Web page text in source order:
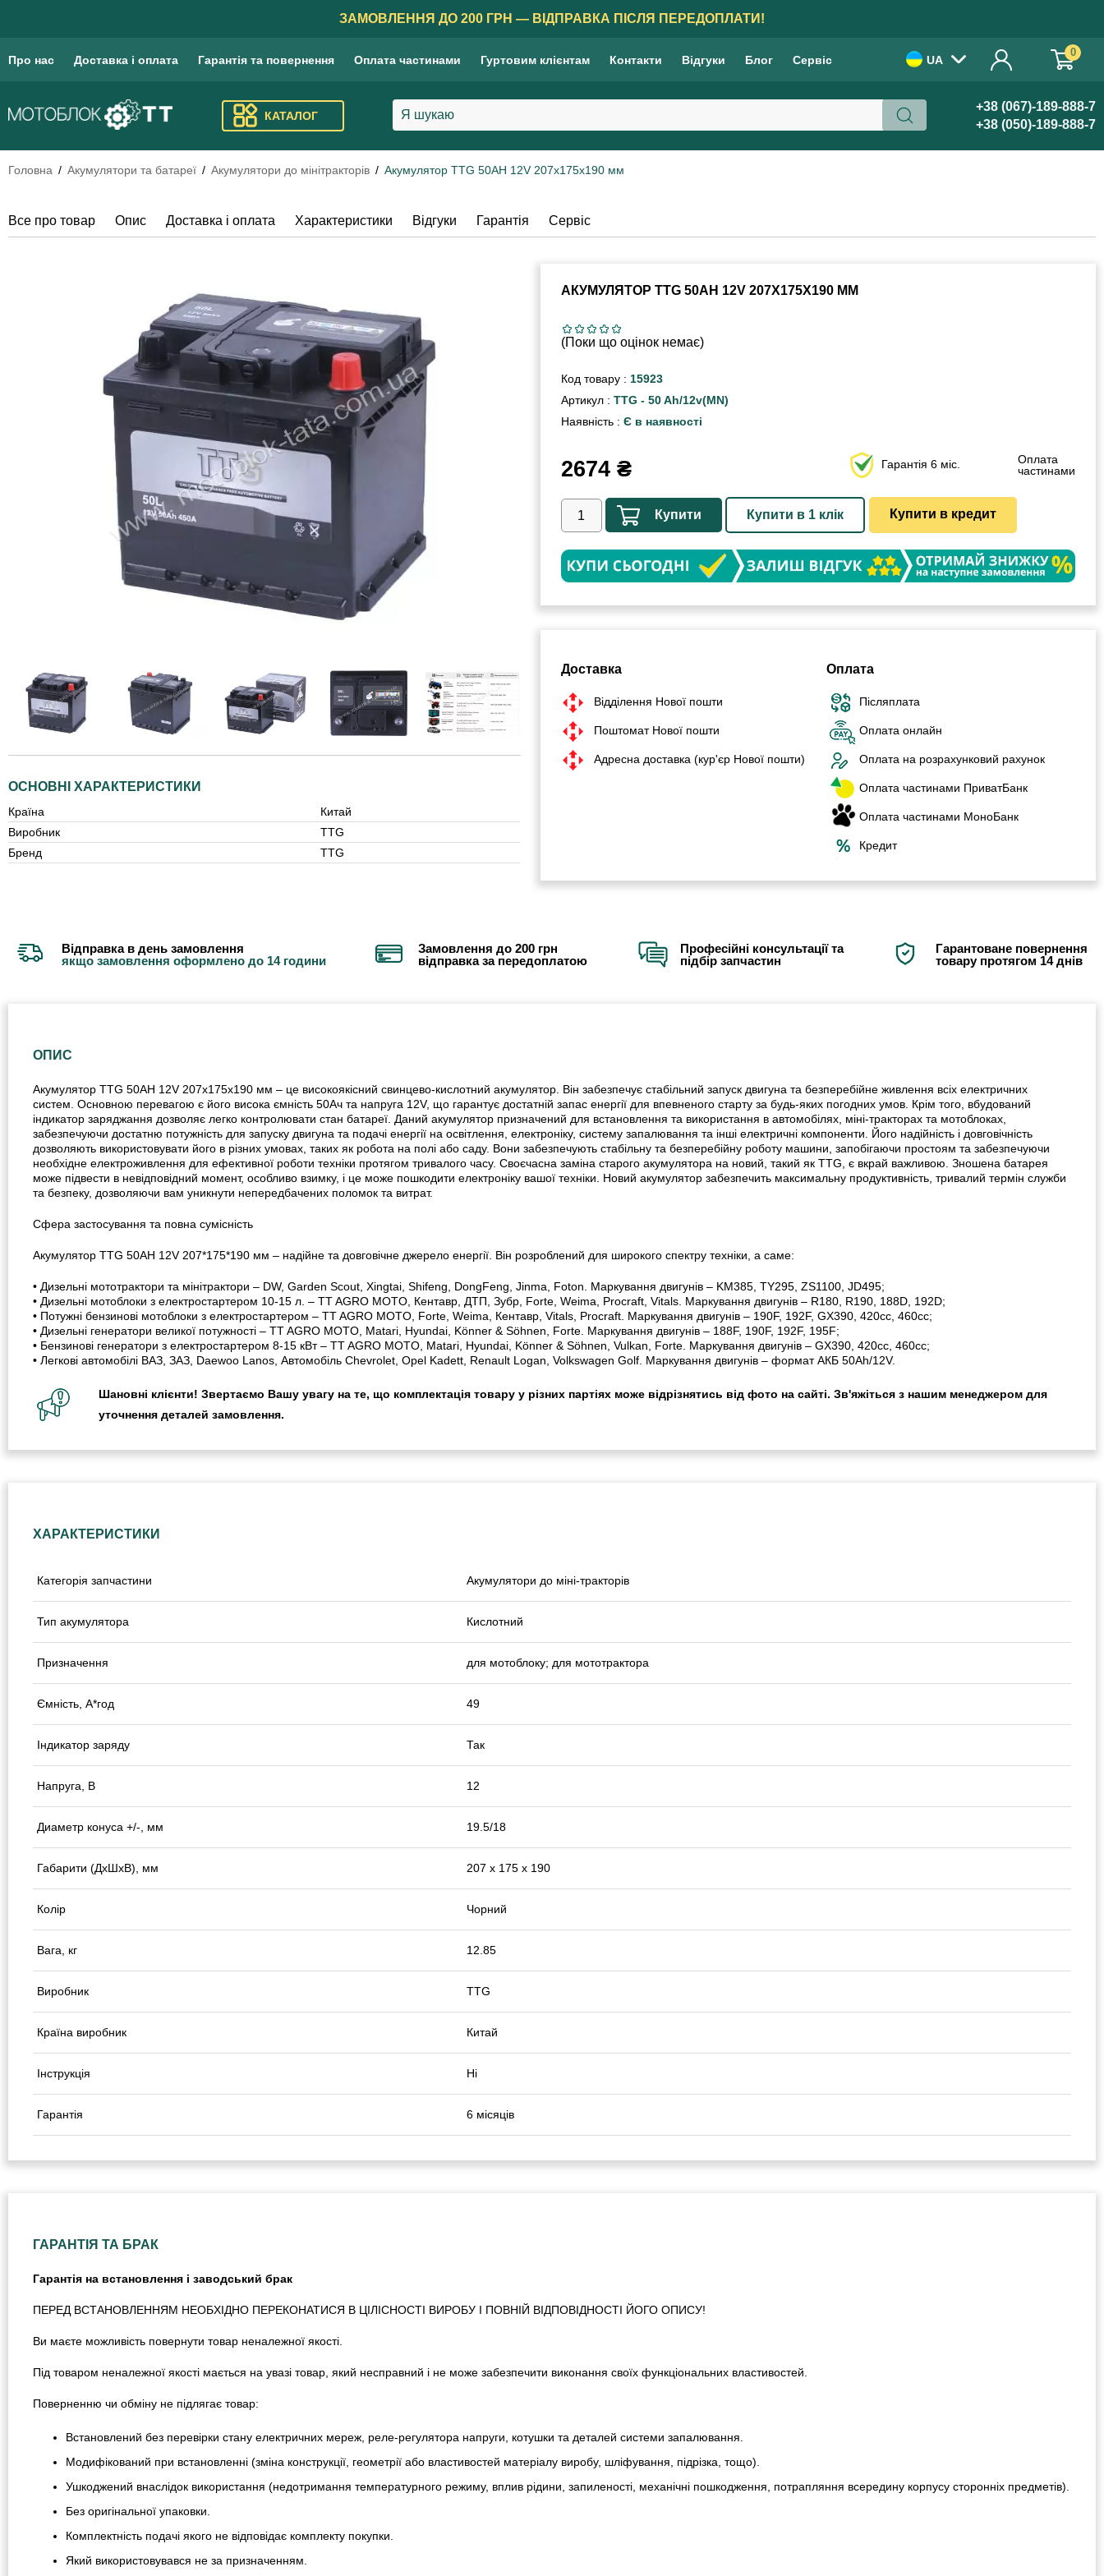
ЗАМОВЛЕННЯ ДО 200 ГРН — ВІДПРАВКА ПІСЛЯ ПЕРЕДОПЛАТИ!
Про нас Доставка і оплата Гарантія та повернення Оплата частинами Гуртовим клієнтам Контакти Відгуки Блог Сервіс UA
0
КАТАЛОГ
+38 (067)-189-888-7
+38 (050)-189-888-7
Головна Акумулятори та батареї Акумулятори до мінітракторів Акумулятор TTG 50AH 12V 207х175х190 мм
Все про товар Опис Доставка і оплата Характеристики Відгуки Гарантія Сервіс
ОСНОВНІ ХАРАКТЕРИСТИКИ
Країна
Китай
Виробник
TTG
Бренд
TTG
АКУМУЛЯТОР TTG 50AH 12V 207Х175Х190 ММ
(Поки що оцінок немає)
Код товару : 15923
Артикул : TTG - 50 Ah/12v(MN)
Наявність : Є в наявності
2674₴ Гарантія 6 міс.
Оплата
частинами
Купити Купити в 1 клік Купити в кредит
Доставка
Відділення Нової пошти
Поштомат Нової пошти
Адресна доставка (кур'єр Нової пошти)
Оплата
Післяплата
Оплата онлайн
Оплата на розрахунковий рахунок
Оплата частинами ПриватБанк
Оплата частинами МоноБанк
Кредит
Відправка в день замовлення
якщо замовлення оформлено до 14 години
Замовлення до 200 грн
відправка за передоплатою
Професійні консультації та
підбір запчастин
Гарантоване повернення
товару протягом 14 днів
ОПИС
Акумулятор TTG 50AH 12V 207х175х190 мм – це високоякісний свинцево-кислотний акумулятор. Він забезпечує стабільний запуск двигуна та безперебійне живлення всіх електричних
систем. Основною перевагою є його висока ємність 50Ач та напруга 12V, що гарантує достатній запас енергії для впевненого старту за будь-яких погодних умов. Крім того, вбудований
індикатор заряджання дозволяє легко контролювати стан батареї. Даний акумулятор призначений для встановлення та використання в автомобілях, міні-тракторах та мотоблоках,
забезпечуючи достатню потужність для запуску двигуна та подачі енергії на освітлення, електроніку, систему запалювання та інші електричні компоненти. Його надійність і довговічність
дозволяють використовувати його в різних умовах, таких як робота на полі або саду. Вони забезпечують стабільну та безперебійну роботу машини, запобігаючи простоям та забезпечуючи
необхідне електроживлення для ефективної роботи техніки протягом тривалого часу. Своєчасна заміна старого акумулятора на новий, такий як TTG, є вкрай важливою. Зношена батарея
може підвести в невідповідний момент, особливо взимку, і це може пошкодити електроніку вашої техніки. Новий акумулятор забезпечить максимальну продуктивність, тривалий термін служби
та безпеку, дозволяючи вам уникнути непередбачених поломок та витрат.
Сфера застосування та повна сумісність
Акумулятор TTG 50AH 12V 207*175*190 мм – надійне та довговічне джерело енергії. Він розроблений для широкого спектру техніки, а саме:
• Дизельні мототрактори та мінітрактори – DW, Garden Scout, Xingtai, Shifeng, DongFeng, Jinma, Foton. Маркування двигунів – KM385, TY295, ZS1100, JD495;
• Дизельні мотоблоки з електростартером 10-15 л. – TT AGRO MOTO, Кентавр, ДТП, Зубр, Forte, Weima, Procraft, Vitals. Маркування двигунів – R180, R190, 188D, 192D;
• Потужні бензинові мотоблоки з електростартером – TT AGRO MOTO, Forte, Weima, Кентавр, Vitals, Procraft. Маркування двигунів – 190F, 192F, GX390, 420cc, 460cc;
• Дизельні генератори великої потужності – TT AGRO MOTO, Matari, Hyundai, Könner & Söhnen, Forte. Маркування двигунів – 188F, 190F, 192F, 195F;
• Бензинові генератори з електростартером 8-15 кВт – TT AGRO MOTO, Matari, Hyundai, Könner & Söhnen, Vulkan, Forte. Маркування двигунів – GX390, 420cc, 460cc;
• Легкові автомобілі ВАЗ, ЗАЗ, Daewoo Lanos, Автомобіль Chevrolet, Opel Kadett, Renault Logan, Volkswagen Golf. Маркування двигунів – формат АКБ 50Ah/12V.
Шановні клієнти! Звертаємо Вашу увагу на те, що комплектація товару у різних партіях може відрізнятись від фото на сайті. Зв'яжіться з нашим менеджером для
уточнення деталей замовлення.
ХАРАКТЕРИСТИКИ
Категорія запчастини Акумулятори до міні-тракторів
Тип акумулятора Кислотний
Призначення для мотоблоку; для мототрактора
Ємність, А*год 49
Індикатор заряду Так
Напруга, В 12
Диаметр конуса +/-, мм 19.5/18
Габарити (ДхШхВ), мм 207 х 175 х 190
Колір Чорний
Вага, кг 12.85
Виробник TTG
Країна виробник Китай
Інструкція Ні
Гарантія 6 місяців
ГАРАНТІЯ ТА БРАК
Гарантія на встановлення і заводський брак
ПЕРЕД ВСТАНОВЛЕННЯМ НЕОБХІДНО ПЕРЕКОНАТИСЯ В ЦІЛІСНОСТІ ВИРОБУ І ПОВНІЙ ВІДПОВІДНОСТІ ЙОГО ОПИСУ!
Ви маєте можливість повернути товар неналежної якості.
Під товаром неналежної якості мається на увазі товар, який несправний і не може забезпечити виконання своїх функціональних властивостей.
Поверненню чи обміну не підлягає товар:
Встановлений без перевірки стану електричних мереж, реле-регулято­ра напруги, котушки та деталей системи запалювання.
Модифікований при встановленні (зміна конструкції, геометрії або властивостей матеріалу виробу, шліфування, підрізка, тощо).
Ушкоджений внаслідок використання (недотримання температурного режиму, вплив рідини, запиленості, механічні пошкодження, потрапляння всередину корпусу сторонніх предметів).
Без оригінальної упаковки.
Комплектність подачі якого не відповідає комплекту покупки.
Який використовувався не за призначенням.